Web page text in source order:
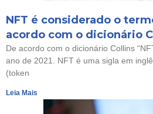
NFT é considerado o
acordo com o dicionário
De acordo com o dicionário Collins
ano de 2021. NFT é uma sigla em
(token
Leia Mais